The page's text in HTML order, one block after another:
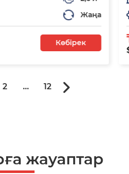
Жаңа
Көбірек
2 ... 12
жауаптар